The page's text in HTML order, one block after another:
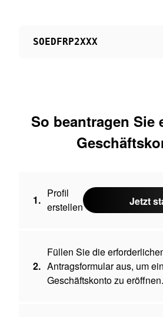
SOEDFRP2XXX
So beantragen Sie
1.
Profil
erstellen
Jetzt
2.
Füllen Sie die
Antragsformular aus, um
Geschäftskonto zu eröffnen.